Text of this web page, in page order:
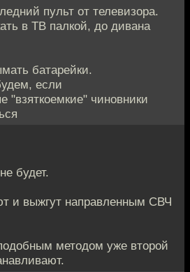
пульт от телевизора.
в ТВ палкой, до дивана
батарейки.
если
"взяткоемкие" чиновники
будет.
и выжгут направленным СВЧ
методом уже второй